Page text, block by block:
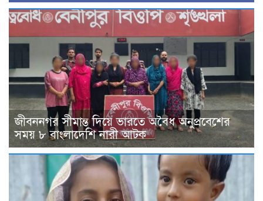
জীবননগর সীমান্ত দিয়ে ভারতে অবৈধ অনুপ্রবেশের
সময় ৮ বাংলাদেশি নারী আটক